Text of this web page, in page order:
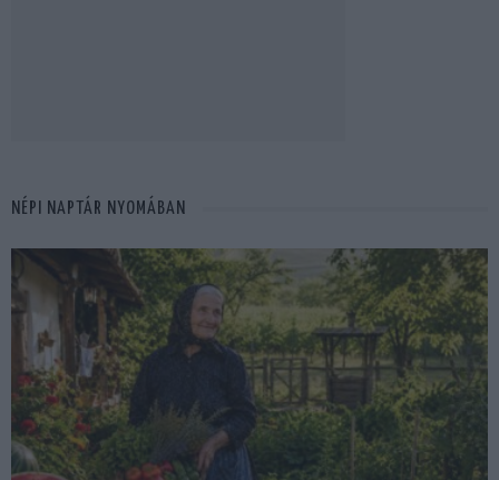
NÉPI NAPTÁR NYOMÁBAN